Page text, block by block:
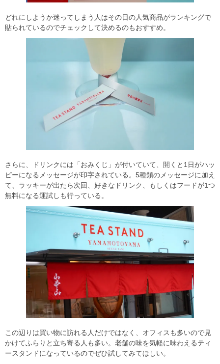
どれにしようか迷ってしまう人はその日の人気商品がランキングで
貼られているのでチェックして決めるのもおすすめ。
さらに、ドリンクには「おみくじ」が付いていて、開くと1日がハッ
ピーになるメッセージが印字されている。5種類のメッセージに加え
て、ラッキーが出たら次回、好きなドリンク、もしくはフードが1つ
無料になる運試しも行っている。
この辺りは買い物に訪れる人だけではなく、オフィスも多いので見
かけてふらりと立ち寄る人も多い。老舗の味を気軽に味わえるティ
ースタンドになっているのでぜひ試してみてほしい。